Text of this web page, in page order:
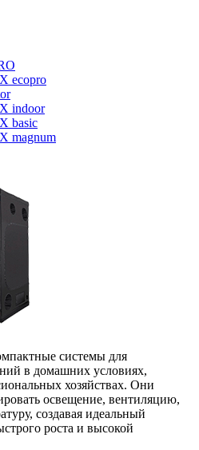
ecopro
indoor
basic
magnum
системы для
в домашних условиях,
хозяйствах. Они
освещение, вентиляцию,
создавая идеальный
роста и высокой